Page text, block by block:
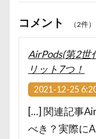
コメント （2件）
AirPods(第2
リット7つ！
2021-12-25
[…] 関連記事
べき？実際に